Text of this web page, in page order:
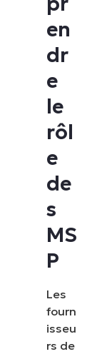
en
dr
e
le
rôl
e
de
s
MS
P
Les
fourn
isseu
rs de